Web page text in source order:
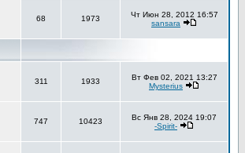
68 1973
Чт Июн 28, 2012 16:57
sansara
311 1933
Вт Фев 02, 2021 13:27
Mysterius
747 10423
Вс Янв 28, 2024 19:07
-Spirit-